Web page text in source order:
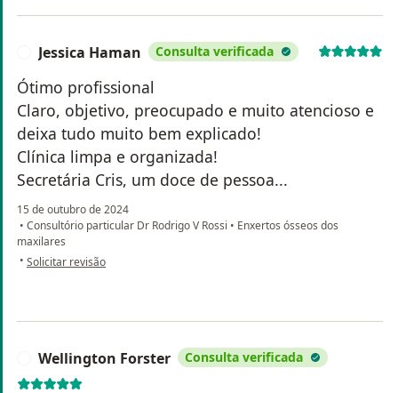
Jessica Haman Consulta verificada
Ótimo profissional
Claro, objetivo, preocupado e muito atencioso e
deixa tudo muito bem explicado!
Clínica limpa e organizada!
Secretária Cris, um doce de pessoa...
15 de outubro de 2024
• Consultório particular Dr Rodrigo V Rossi • Enxertos ósseos dos
maxilares
• na opinião do utilizador Jessica Haman
Solicitar revisão
Wellington Forster Consulta verificada